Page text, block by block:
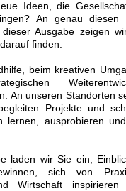
Ideen, die
An genau diesen
Ausgabe zeigen
finden.
beim kreativen
An unseren Standorten
Projekte und
lernen, ausprobieren
laden wir Sie ein,
sich von
Wirtschaft